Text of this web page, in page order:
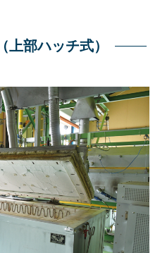
上部ハッチ式）